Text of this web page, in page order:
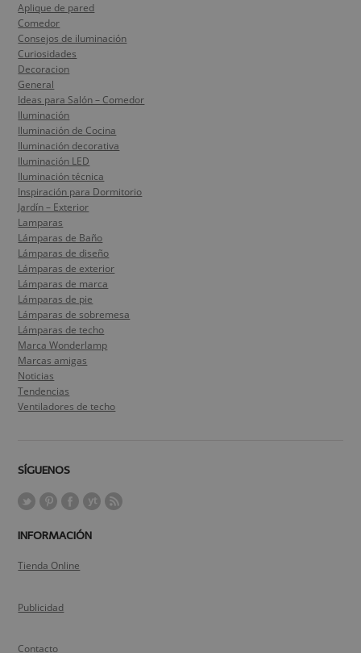
Aplique de pared
Comedor
Consejos de iluminación
Curiosidades
Decoracion
General
Ideas para Salón – Comedor
Iluminación
Iluminación de Cocina
Iluminación decorativa
Iluminación LED
Iluminación técnica
Inspiración para Dormitorio
Jardín – Exterior
Lamparas
Lámparas de Baño
Lámparas de diseño
Lámparas de exterior
Lámparas de marca
Lámparas de pie
Lámparas de sobremesa
Lámparas de techo
Marca Wonderlamp
Marcas amigas
Noticias
Tendencias
Ventiladores de techo
SÍGUENOS
INFORMACIÓN
Tienda Online
Publicidad
Contacto